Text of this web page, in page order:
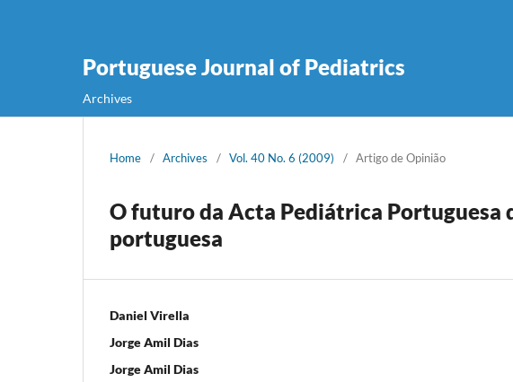
Portuguese Journal of Pediatrics
Archives
Home / Archives / Vol. 40 No. 6 (2009) / Artigo de Opinião
O futuro da Acta Pediátrica Portuguesa
portuguesa
Daniel Virella
Jorge Amil Dias
Jorge Amil Dias